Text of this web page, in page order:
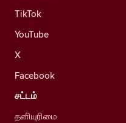
TikTok
YouTube
X
Facebook
சட்டம்
தனியுரிமை